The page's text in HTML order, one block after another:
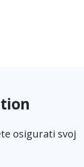
osigurati svoj